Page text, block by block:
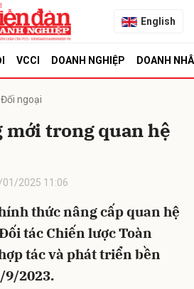
English
VCCI DOANH NGHIỆP DOANH
Đối ngoại
mới trong quan hệ
01/2025 11:06
thức nâng cấp quan hệ
tác Chiến lược Toàn
tác và phát triển bền
9/2023.
Hủy